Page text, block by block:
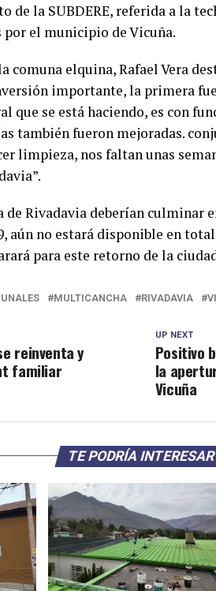
de la SUBDERE, referida a la
el municipio de Vicuña.
comuna elquina, Rafael Vera
importante, la primera
que se está haciendo, es con
también fueron mejoradas.
limpieza, nos faltan unas
de Rivadavia deberían culminar
aún no estará disponible en
para este retorno de la
MULTICANCHA RIVADAVIA
UP NEXT
Positivo
la
Vicuña
reinventa y
familiar
TE PODRÍA INTERESAR